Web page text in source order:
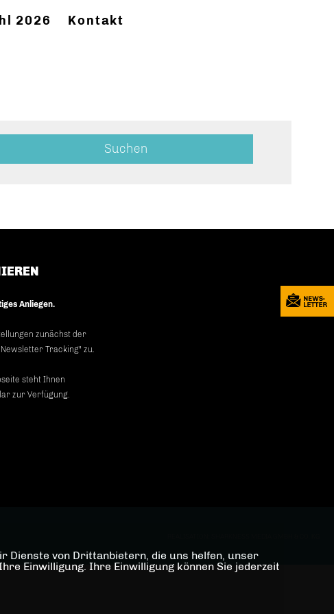
2026 Kontakt
Anliegen.
zunächst der
Tracking" zu.
steht Ihnen
zur Verfügung.
Dienste von Drittanbietern, die uns helfen, unser
Einwilligung. Ihre Einwilligung können Sie jederzeit